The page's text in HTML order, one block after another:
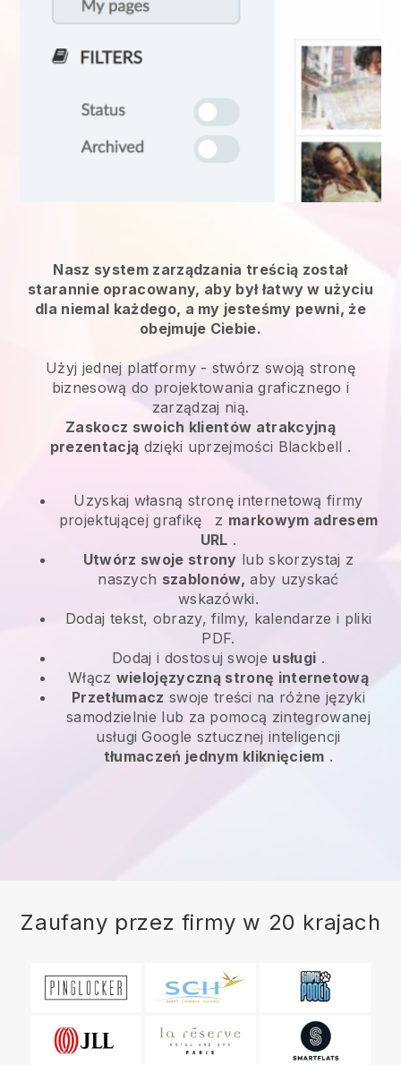
Nasz system zarządzania treścią został
starannie opracowany, aby był łatwy w użyciu
dla niemal każdego, a my jesteśmy pewni, że
obejmuje Ciebie.
Użyj jednej platformy - stwórz swoją stronę
biznesową do projektowania graficznego i
zarządzaj nią.
Zaskocz swoich klientów atrakcyjną
prezentacją dzięki uprzejmości Blackbell .
Uzyskaj własną stronę internetową firmy
projektującej grafikę
z markowym adresem
URL .
Utwórz swoje strony lub skorzystaj z
naszych szablonów, aby uzyskać
wskazówki.
Dodaj tekst, obrazy, filmy, kalendarze i pliki
PDF.
Dodaj i dostosuj swoje usługi .
Włącz wielojęzyczną stronę internetową
Przetłumacz swoje treści na różne języki
samodzielnie lub za pomocą zintegrowanej
usługi Google sztucznej inteligencji
tłumaczeń jednym kliknięciem .
Zaufany przez firmy w 20 krajach